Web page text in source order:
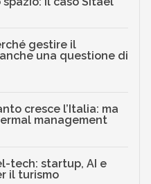
gestire il
una questione di
cresce l’Italia: ma
management
tech: startup, AI e
il turismo